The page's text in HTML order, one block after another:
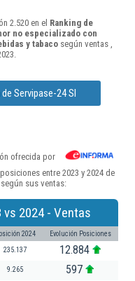
2.520 en el Ranking de
no especializado con
y tabaco según ventas ,
Servipase-24 Sl
ofrecida por
entre 2023 y 2024 de
sus ventas:
2024 - Ventas
2024 Evolución Posiciones
235.137 12.884
9.265 597